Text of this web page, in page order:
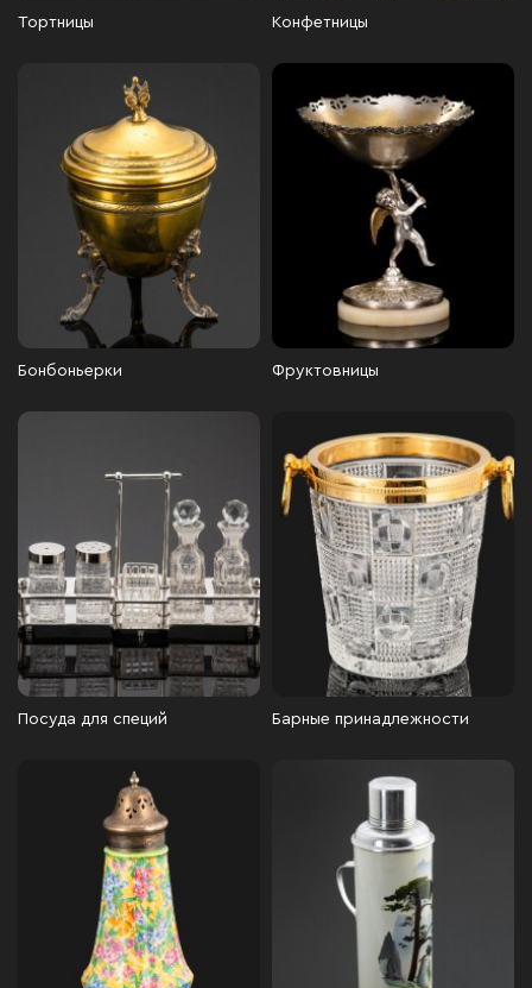
Тортницы Конфетницы
Бонбоньерки Фруктовницы
Посуда для специй Барные принадлежности